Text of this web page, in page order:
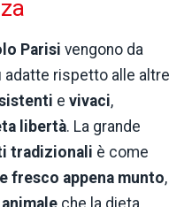
Parisi vengono da
adatte rispetto alle altre
e vivaci,
libertà. La grande
tradizionali è come
fresco appena munto,
che la dieta